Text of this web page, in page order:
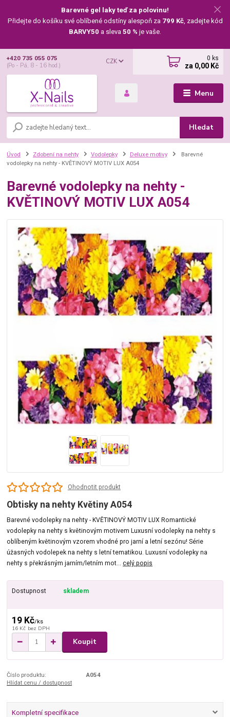
Barevné gel laky teď za polovinu!
Přidejte do košíku své oblíbené odstíny alespoň za 799 Kč, zadejte kód
BARVY50 a sleva 50 % je vaše.
Menu
CZK
Hledat
+420 735 055 075
(Po - Pá, 8 - 16 hod.)
0 ks
za 0,00 Kč
Úvod Zdobení na nehty Vodolepky Deluxe motivy
Barevné
vodolepky na nehty - KVĚTINOVÝ MOTIV LUX A054
Barevné vodolepky na nehty -
KVĚTINOVÝ MOTIV LUX A054
Ohodnotit produkt
Obtisky na nehty Květiny A054
Barevné vodolepky na nehty - KVĚTINOVÝ MOTIV LUX Romantické
vodolepky na nehty s květinovým motivem Luxusní vodolepky na nehty s
oblíbeným květinovým vzorem vhodné pro jarní a letní sezónu! Série
úžasných vodolepek na nehty s letní tematikou. Luxusní vodolepky na
nehty s překrásným jarním/letním mot...celý popis
Dostupnost skladem
19 Kč/ks
16 Kč bez DPH
Koupit
Číslo produktu:
A054
Hlídat cenu / dostupnost
Kompletní specifikace